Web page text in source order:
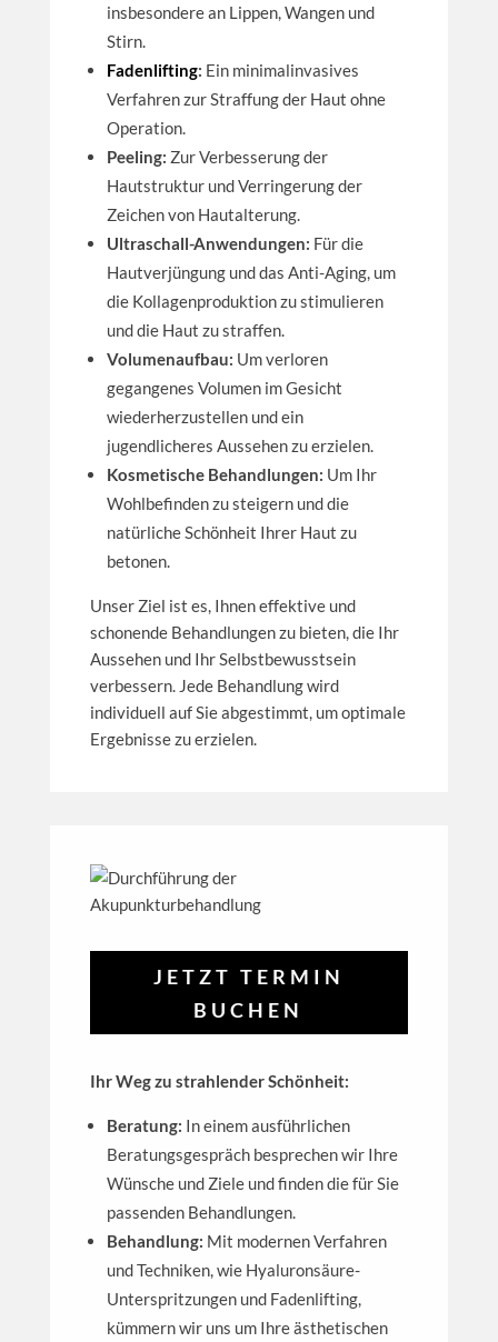
insbesondere an Lippen, Wangen und
Stirn.
Fadenlifting: Ein minimalinvasives
Verfahren zur Straffung der Haut ohne
Operation.
Peeling: Zur Verbesserung der
Hautstruktur und Verringerung der
Zeichen von Hautalterung.
Ultraschall-Anwendungen: Für die
Hautverjüngung und das Anti-Aging, um
die Kollagenproduktion zu stimulieren
und die Haut zu straffen.
Volumenaufbau: Um verloren
gegangenes Volumen im Gesicht
wiederherzustellen und ein
jugendlicheres Aussehen zu erzielen.
Kosmetische Behandlungen: Um Ihr
Wohlbefinden zu steigern und die
natürliche Schönheit Ihrer Haut zu
betonen.
Unser Ziel ist es, Ihnen effektive und
schonende Behandlungen zu bieten, die Ihr
Aussehen und Ihr Selbstbewusstsein
verbessern. Jede Behandlung wird
individuell auf Sie abgestimmt, um optimale
Ergebnisse zu erzielen.
JETZT TERMIN
BUCHEN
Ihr Weg zu strahlender Schönheit:
Beratung: In einem ausführlichen
Beratungsgespräch besprechen wir Ihre
Wünsche und Ziele und finden die für Sie
passenden Behandlungen.
Behandlung: Mit modernen Verfahren
und Techniken, wie Hyaluronsäure-
Unterspritzungen und Fadenlifting,
kümmern wir uns um Ihre ästhetischen